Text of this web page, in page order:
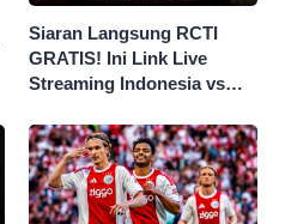
Siaran Langsung RCTI
GRATIS! Ini Link Live
Streaming Indonesia vs
2026